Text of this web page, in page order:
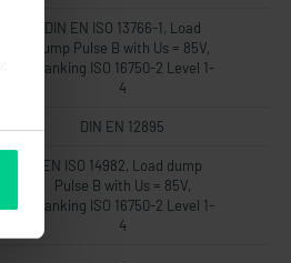
DIN EN ISO 13766-1, Load
dump Pulse B with Us = 85V,
Cranking ISO 16750-2 Level 1-
4
DIN EN 12895
EN ISO 14982, Load dump
Pulse B with Us = 85V,
Cranking ISO 16750-2 Level 1-
4